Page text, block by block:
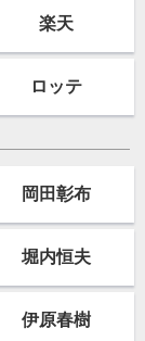
楽天
ロッテ
岡田彰布
堀内恒夫
伊原春樹